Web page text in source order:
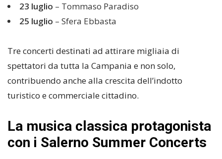
23 luglio – Tommaso Paradiso
25 luglio – Sfera Ebbasta
Tre concerti destinati ad attirare migliaia di
spettatori da tutta la Campania e non solo,
contribuendo anche alla crescita dell’indotto
turistico e commerciale cittadino.
La musica classica protagonista
con i Salerno Summer Concerts